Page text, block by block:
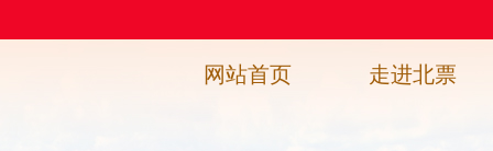
网站首页 走进北票